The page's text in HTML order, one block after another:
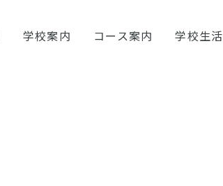
学校案内 コース案内 学校生活